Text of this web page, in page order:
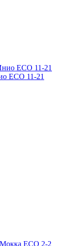
ECO 11-21